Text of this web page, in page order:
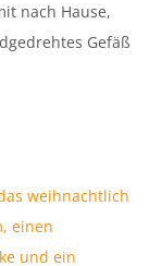
nach Hause,
Gefäß